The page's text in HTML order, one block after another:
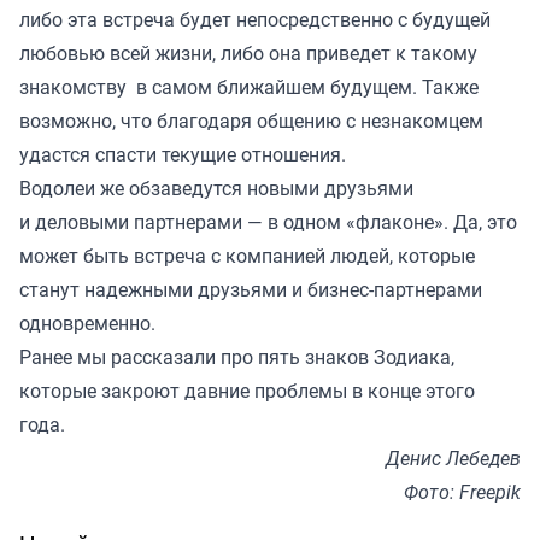
либо эта встреча будет непосредственно с будущей
любовью всей жизни, либо она приведет к такому
знакомству в самом ближайшем будущем. Также
возможно, что благодаря общению с незнакомцем
удастся спасти текущие отношения.
Водолеи же обзаведутся новыми друзьями
и деловыми партнерами — в одном «флаконе». Да, это
может быть встреча с компанией людей, которые
станут надежными друзьями и бизнес-партнерами
одновременно.
Ранее мы рассказали про пять знаков Зодиака,
которые закроют давние проблемы в конце этого
года.
Денис Лебедев
Фото: Freepik